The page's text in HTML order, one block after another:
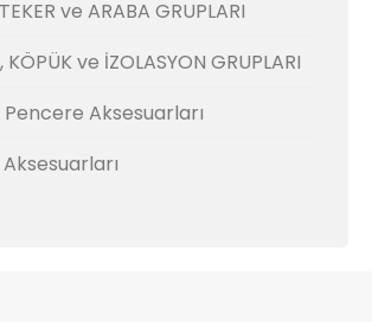
ve ARABA GRUPLARI
KÖPÜK ve İZOLASYON GRUPLARI
Pencere Aksesuarları